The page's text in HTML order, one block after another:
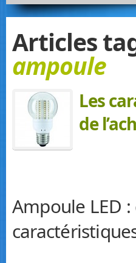
Articles
ampoule
Les
de
Ampoule LED